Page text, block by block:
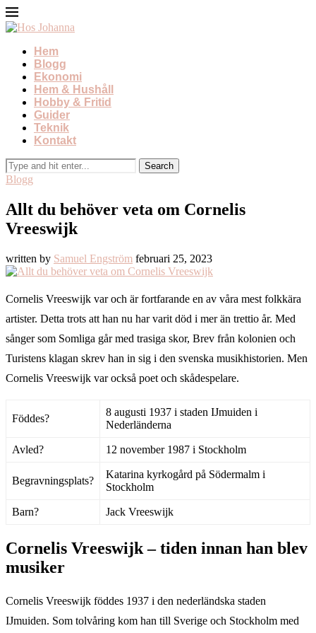
Hem
Blogg
Ekonomi
Hem & Hushåll
Hobby & Fritid
Guider
Teknik
Kontakt
Blogg
Allt du behöver veta om Cornelis
Vreeswijk
written by Samuel Engström februari 25, 2023
Cornelis Vreeswijk var och är fortfarande en av våra mest folkkära
artister. Detta trots att han nu har varit död i mer än trettio år. Med
sånger som Somliga går med trasiga skor, Brev från kolonien och
Turistens klagan skrev han in sig i den svenska musikhistorien. Men
Cornelis Vreeswijk var också poet och skådespelare.
Föddes?
8 augusti 1937 i staden Ĳmuiden i
Nederländerna
Avled? 12 november 1987 i Stockholm
Begravningsplats?
Katarina kyrkogård på Södermalm i
Stockholm
Barn? Jack Vreeswijk
Cornelis Vreeswijk – tiden innan han blev
musiker
Cornelis Vreeswijk föddes 1937 i den nederländska staden
Ĳmuiden. Som tolvåring kom han till Sverige och Stockholm med